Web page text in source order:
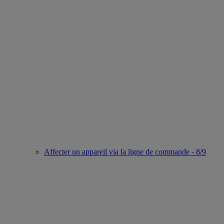
Affecter un appareil via la ligne de commande - 8/9